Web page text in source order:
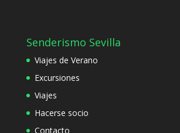
Senderismo Sevilla
Viajes de Verano
Excursiones
Viajes
Hacerse socio
Contacto